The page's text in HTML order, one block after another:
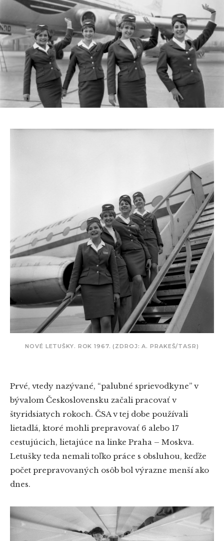
NOVÉ LETUŠKY. ROK 1967. (ZDROJ: A. PRAKEŠ/TASR)
Prvé, vtedy nazývané, “palubné sprievodkyne” v
bývalom Československu začali pracovať v
štyridsiatych rokoch. ČSA v tej dobe používali
lietadlá, ktoré mohli prepravovať 6 alebo 17
cestujúcich, lietajúce na linke Praha – Moskva.
Letušky teda nemali toľko práce s obsluhou, keďže
počet prepravovaných osôb bol výrazne menší ako
dnes.